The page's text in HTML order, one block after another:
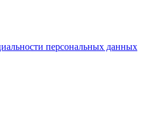
персональных данных